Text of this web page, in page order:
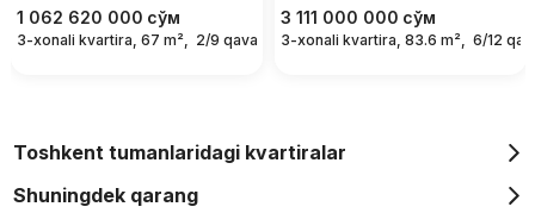
1 062 620 000 сўм
3-xonali kvartira, 67 m², 2/9 qavat
3 111 000 000 сўм
3-xonali kvartira, 83.6 m², 6/12
Toshkent tumanlaridagi kvartiralar
Shuningdek qarang